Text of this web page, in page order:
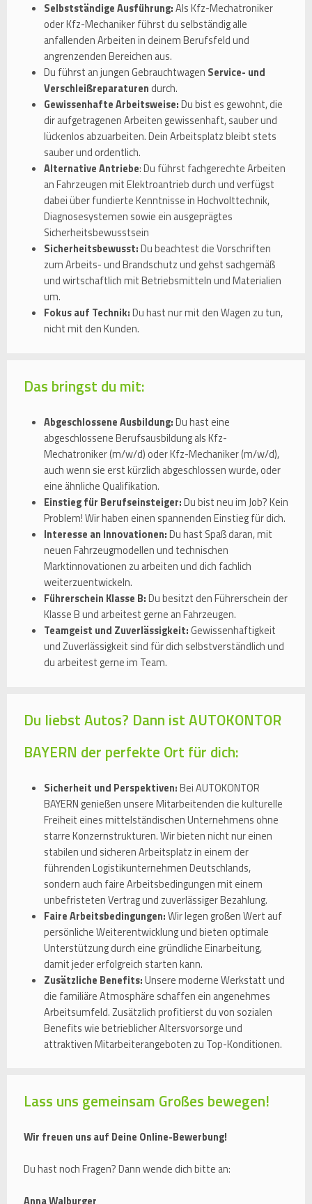
Selbstständige Ausführung:Als Kfz-Mechatroniker
oder Kfz-Mechaniker führst du selbständig alle
anfallenden Arbeiten in deinem Berufsfeld und
angrenzenden Bereichen aus.
Du führst an jungen Gebrauchtwagen Service- und
Verschleißreparaturen durch.
Gewissenhafte Arbeitsweise:Du bist es gewohnt, die
dir aufgetragenen Arbeiten gewissenhaft, sauber und
lückenlos abzuarbeiten. Dein Arbeitsplatz bleibt stets
sauber und ordentlich.
Alternative Antriebe: Du führst fachgerechte Arbeiten
an Fahrzeugen mit Elektroantrieb durch und verfügst
dabei über fundierte Kenntnisse in Hochvolttechnik,
Diagnosesystemen sowie ein ausgeprägtes
Sicherheitsbewusstsein
Sicherheitsbewusst:Du beachtest die Vorschriften
zum Arbeits- und Brandschutz und gehst sachgemäß
und wirtschaftlich mit Betriebsmitteln und Materialien
um.
Fokus auf Technik:Du hast nur mit den Wagen zu tun,
nicht mit den Kunden.
Das bringst du mit:
Abgeschlossene Ausbildung:Du hast eine
abgeschlossene Berufsausbildung als Kfz-
Mechatroniker (m/w/d) oder Kfz-Mechaniker (m/w/d),
auch wenn sie erst kürzlich abgeschlossen wurde, oder
eine ähnliche Qualifikation.
Einstieg für Berufseinsteiger:Du bist neu im Job? Kein
Problem! Wir haben einen spannenden Einstieg für dich.
Interesse an Innovationen:Du hast Spaß daran, mit
neuen Fahrzeugmodellen und technischen
Marktinnovationen zu arbeiten und dich fachlich
weiterzuentwickeln.
Führerschein Klasse B:Du besitzt den Führerschein der
Klasse B und arbeitest gerne an Fahrzeugen.
Teamgeist und Zuverlässigkeit:Gewissenhaftigkeit
und Zuverlässigkeit sind für dich selbstverständlich und
du arbeitest gerne im Team.
Du liebst Autos? Dann ist AUTOKONTOR
BAYERN der perfekte Ort für dich:
Sicherheit und Perspektiven:Bei AUTOKONTOR
BAYERN genießen unsere Mitarbeitenden die kulturelle
Freiheit eines mittelständischen Unternehmens ohne
starre Konzernstrukturen. Wir bieten nicht nur einen
stabilen und sicheren Arbeitsplatz in einem der
führenden Logistikunternehmen Deutschlands,
sondern auch faire Arbeitsbedingungen mit einem
unbefristeten Vertrag und zuverlässiger Bezahlung.
Faire Arbeitsbedingungen:Wir legen großen Wert auf
persönliche Weiterentwicklung und bieten optimale
Unterstützung durch eine gründliche Einarbeitung,
damit jeder erfolgreich starten kann.
Zusätzliche Benefits:Unsere moderne Werkstatt und
die familiäre Atmosphäre schaffen ein angenehmes
Arbeitsumfeld. Zusätzlich profitierst du von sozialen
Benefits wie betrieblicher Altersvorsorge und
attraktiven Mitarbeiterangeboten zu Top-Konditionen.
Lass uns gemeinsam Großes bewegen!
Wir freuen uns auf Deine Online-Bewerbung!
Du hast noch Fragen? Dann wende dich bitte an: